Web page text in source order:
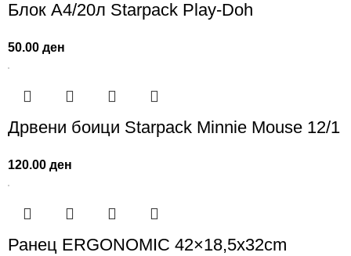
Блок А4/20л Starpack Play-Doh
50.00ден
Дрвени боици Starpack Minnie Mouse 12/1
120.00ден
Ранец ERGONOMIC 42×18,5x32cm